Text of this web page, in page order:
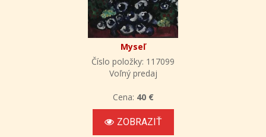
Myseľ
Číslo položky: 117099
Voľný predaj
Cena: 40 €
ZOBRAZIŤ